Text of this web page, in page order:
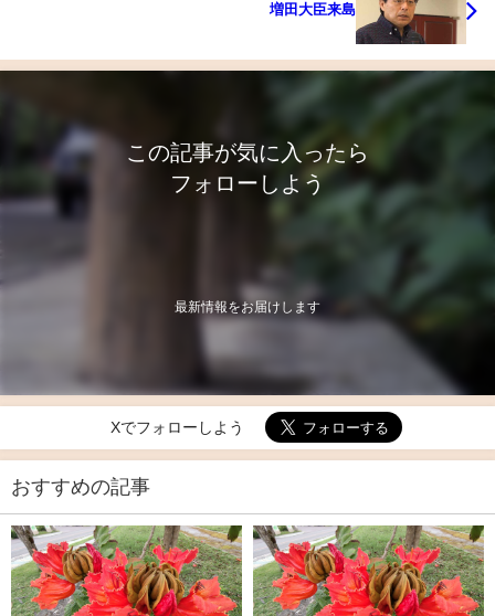
増田大臣来島
この記事が気に入ったら
フォローしよう
最新情報をお届けします
Xでフォローしよう
おすすめの記事